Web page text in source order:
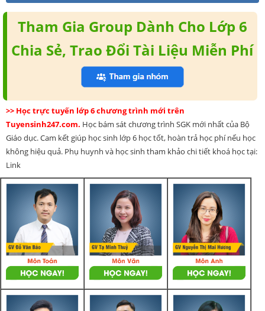
Tham Gia Group Dành Cho Lớp 6
Chia Sẻ, Trao Đổi Tài Liệu Miễn Phí
>> Học trực tuyến lớp 6 chương trình mới trên
Tuyensinh247.com. Học bám sát chương trình SGK mới nhất của Bộ
Giáo dục. Cam kết giúp học sinh lớp 6 học tốt, hoàn trả học phí nếu học
không hiệu quả. Phụ huynh và học sinh tham khảo chi tiết khoá học tại:
Link